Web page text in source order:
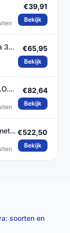
€39,91
Bekijk
3K
€65,95
Bekijk
€82,64
Bekijk
€522,50
Bekijk
soorten en